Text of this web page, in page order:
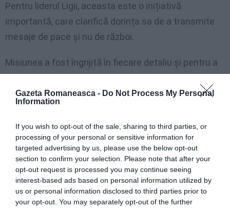
Gazeta Romaneasca - Do Not Process My Personal
Information
If you wish to opt-out of the sale, sharing to third parties, or
processing of your personal or sensitive information for
targeted advertising by us, please use the below opt-out
section to confirm your selection. Please note that after your
opt-out request is processed you may continue seeing
interest-based ads based on personal information utilized by
us or personal information disclosed to third parties prior to
your opt-out. You may separately opt-out of the further
Pentru liderul Ligii, aceasta este o inițiativă
importantă, care clarifică dorința sa de a transmite
mesaje de pace și nu de război.
Misiunea a fost îngrijită în fiecare detaliu și pentru a
Ligii Nordului au avut o mare colaborare din partea